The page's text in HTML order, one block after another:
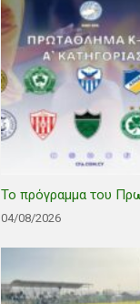
Το πρόγραμμα του
04/08/2026